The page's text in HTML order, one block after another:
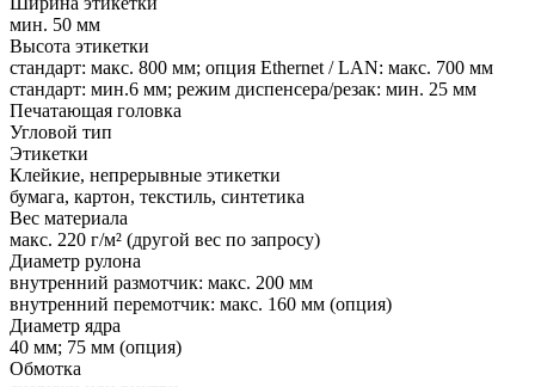
мин. 50 мм
Высота этикетки
стандарт: макс. 800 мм; опция Ethernet / LAN: макс. 700 мм
стандарт: мин.6 мм; режим диспенсера/резак: мин. 25 мм
Печатающая головка
Угловой тип
Этикетки
Клейкие, непрерывные этикетки
бумага, картон, текстиль, синтетика
Вес материала
макс. 220 г/м² (другой вес по запросу)
Диаметр рулона
внутренний размотчик: макс. 200 мм
внутренний перемотчик: макс. 160 мм (опция)
Диаметр ядра
40 мм; 75 мм (опция)
Обмотка